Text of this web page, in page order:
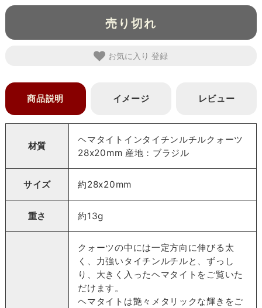
売り切れ
お気に入り
商品説明 イメージ レビュー
材質
ヘマタイトインタイチンルチルクォーツ
28x20mm 産地：ブラジル
サイズ 約28x20mm
重さ 約13g
クォーツの中には一定方向に伸びる太
く、力強いタイチンルチルと、ずっし
り、大きく入ったヘマタイトをご覧いた
だけます。
ヘマタイトは艶々メタリックな輝きをご